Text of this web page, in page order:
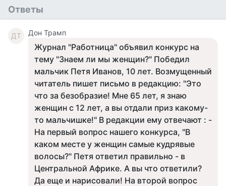
Ответы
ДТ Дон Трамп
Журнал "Работница" объявил конкурс на
тему "Знаем ли мы женщин?" Победил
мальчик Петя Иванов, 10 лет. Возмущенный
читатель пишет письмо в редакцию: "Это
что за безобразие! Мне 65 лет, я знаю
женщин с 12 лет, а вы отдали приз какому-
то мальчишке!" В редакции ему отвечают : -
На первый вопрос нашего конкурса, "В
каком месте у женщин самые кудрявые
волосы?" Петя ответил правильно - в
Центральной Африке. А вы что ответили?
Да еще и нарисовали! На второй вопрос